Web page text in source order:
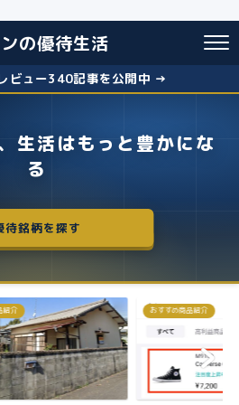
の優待生活
ビュー340記事を公開中 →
生活はもっと豊かにな
る
待銘柄を探す
紹介 株主優待
失敗しないクロス取引
お得に株主優...